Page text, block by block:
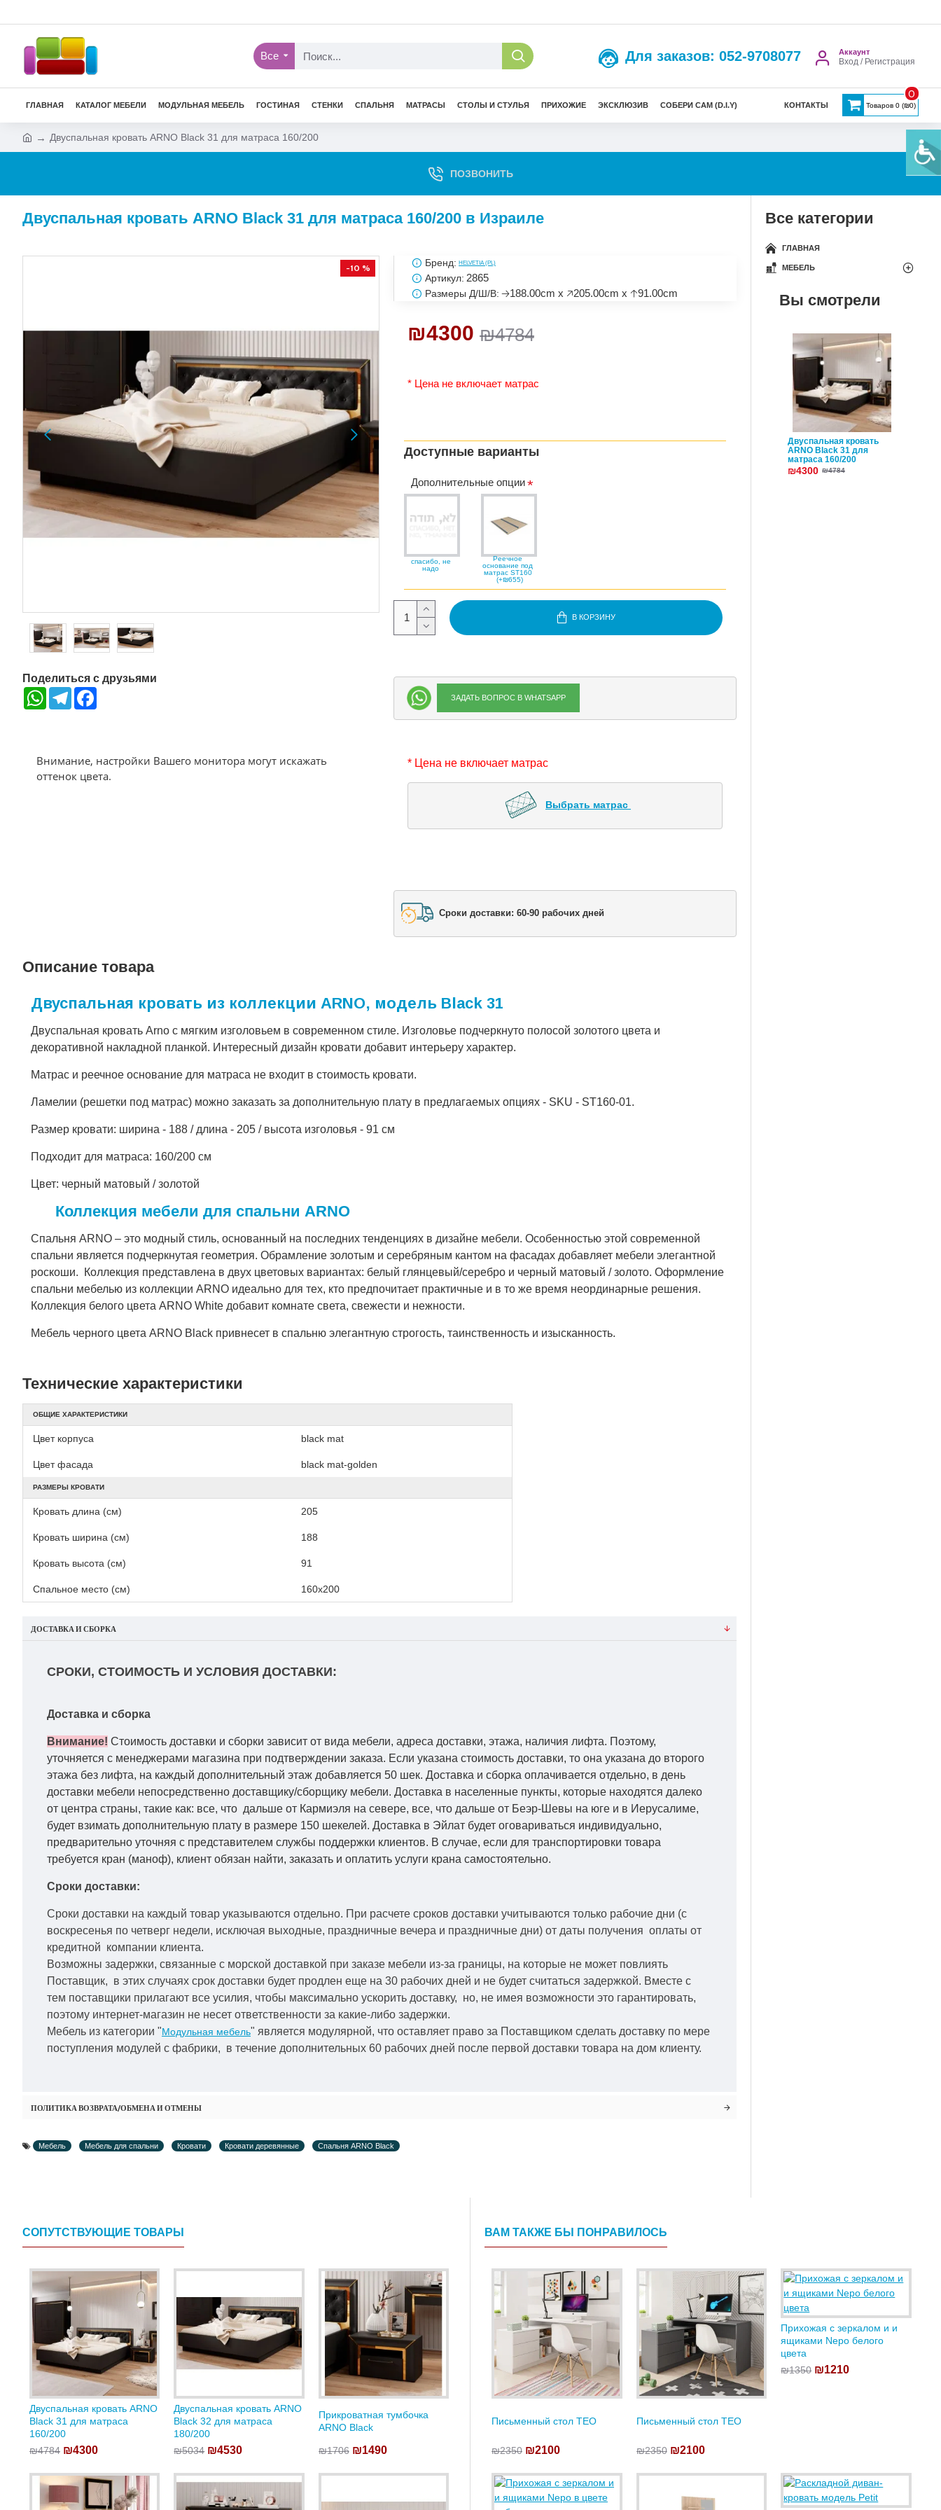
Все Для заказов: 052-9708077 Аккаунт
Вход / Регистрация
ГЛАВНАЯ КАТАЛОГ МЕБЕЛИ МОДУЛЬНАЯ МЕБЕЛЬ ГОСТИНАЯ СТЕНКИ СПАЛЬНЯ МАТРАСЫ СТОЛЫ И СТУЛЬЯ ПРИХОЖИЕ ЭКСКЛЮЗИВ СОБЕРИ САМ (D.I.Y) КОНТАКТЫ Товаров 0 (₪0)
0
Двуспальная кровать ARNO Black 31 для матраса 160/200
ПОЗВОНИТЬ
Двуспальная кровать ARNO Black 31 для матраса 160/200 в Израиле
-10 %
Поделиться с друзьями
WhatsAppTelegram
Внимание, настройки Вашего монитора могут искажать
оттенок цвета.
* Цена не включает матрас
₪4784
₪4300
Бренд: HELVETIA (PL)
Артикул: 2865
Размеры Д/Ш/В: 🡢188.00cm x 🡥205.00cm x 🡡91.00cm
Доступные варианты
Дополнительные опции
спасибо, не
надо
Реечное
основание под
матрас ST160
(+₪655)
В КОРЗИНУ
ЗАДАТЬ ВОПРОС В WHATSAPP
* Цена не включает матрас
Выбрать матрас
Сроки доставки: 60-90 рабочих дней
Описание товара
Двуспальная кровать из коллекции ARNO, модель Black 31
Двуспальная кровать Arno с мягким изголовьем в современном стиле. Изголовье подчеркнуто полосой золотого цвета и
декоративной накладной планкой. Интересный дизайн кровати добавит интерьеру характер.
Матрас и реечное основание для матраса не входит в стоимость кровати.
Ламелии (решетки под матрас) можно заказать за дополнительную плату в предлагаемых опциях - SKU - ST160-01.
Размер кровати: ширина - 188 / длина - 205 / высота изголовья - 91 см
Подходит для матраса: 160/200 см
Цвет: черный матовый / золотой
Коллекция мебели для спальни ARNO
Спальня ARNO – это модный стиль, основанный на последних тенденциях в дизайне мебели. Особенностью этой современной
спальни является подчеркнутая геометрия. Обрамление золотым и серебряным кантом на фасадах добавляет мебели элегантной
роскоши. Коллекция представлена в двух цветовых вариантах: белый глянцевый/серебро и черный матовый / золото. Оформление
спальни мебелью из коллекции ARNO идеально для тех, кто предпочитает практичные и в то же время неординарные решения.
Коллекция белого цвета ARNO White добавит комнате света, свежести и нежности.
Мебель черного цвета ARNO Black привнесет в спальню элегантную строгость, таинственность и изысканность.
Технические характеристики
ОБЩИЕ ХАРАКТЕРИСТИКИ
Цвет корпуса black mat
Цвет фасада black mat-golden
РАЗМЕРЫ КРОВАТИ
Кровать длина (см) 205
Кровать ширина (см) 188
Кровать высота (см) 91
Спальное место (см) 160х200
ДОСТАВКА И СБОРКА
СРОКИ, СТОИМОСТЬ И УСЛОВИЯ ДОСТАВКИ:
Доставка и сборка
Внимание! Стоимость доставки и сборки зависит от вида мебели, адреса доставки, этажа, наличия лифта. Поэтому,
уточняется с менеджерами магазина при подтверждении заказа. Если указана стоимость доставки, то она указана до второго
этажа без лифта, на каждый дополнительный этаж добавляется 50 шек. Доставка и сборка оплачивается отдельно, в день
доставки мебели непосредственно доставщику/сборщику мебели. Доставка в населенные пункты, которые находятся далеко
от центра страны, такие как: все, что дальше от Кармиэля на севере, все, что дальше от Беэр-Шевы на юге и в Иерусалиме,
будет взимать дополнительную плату в размере 150 шекелей. Доставка в Эйлат будет оговариваться индивидуально,
предварительно уточняя с представителем службы поддержки клиентов. В случае, если для транспортировки товара
требуется кран (маноф), клиент обязан найти, заказать и оплатить услуги крана самостоятельно.
Сроки доставки:
Сроки доставки на каждый товар указываются отдельно. При расчете сроков доставки учитываются только рабочие дни (с
воскресенья по четверг недели, исключая выходные, праздничные вечера и праздничные дни) от даты получения оплаты от
кредитной компании клиента.
Возможны задержки, связанные с морской доставкой при заказе мебели из-за границы, на которые не может повлиять
Поставщик, в этих случаях срок доставки будет продлен еще на 30 рабочих дней и не будет считаться задержкой. Вместе с
тем поставщики прилагают все усилия, чтобы максимально ускорить доставку, но, не имея возможности это гарантировать,
поэтому интернет-магазин не несет ответственности за какие-либо задержки.
Мебель из категории "Модульная мебель" является модулярной, что оставляет право за Поставщиком сделать доставку по мере
поступления модулей с фабрики, в течение дополнительных 60 рабочих дней после первой доставки товара на дом клиенту.
ПОЛИТИКА ВОЗВРАТА/ОБМЕНА И ОТМЕНЫ
Мебель Мебель для спальни Кровати Кровати деревянные Спальня ARNO Black
Все категории
ГЛАВНАЯ
МЕБЕЛЬ
Вы смотрели
Двуспальная кровать
ARNO Black 31 для
матраса 160/200
₪4300 ₪4784
СОПУТСТВУЮЩИЕ ТОВАРЫ
Двуспальная кровать ARNO
Black 31 для матраса
160/200
₪4784 ₪4300
Двуспальная кровать ARNO
Black 32 для матраса
180/200
₪5034 ₪4530
Прикроватная тумбочка
ARNO Black
₪1706 ₪1490
ВАМ ТАКЖЕ БЫ ПОНРАВИЛОСЬ
Письменный стол TEO
₪2350 ₪2100
Письменный стол TEO
₪2350 ₪2100
Прихожая с зеркалом и и
ящиками Nepo белого
цвета
₪1350 ₪1210